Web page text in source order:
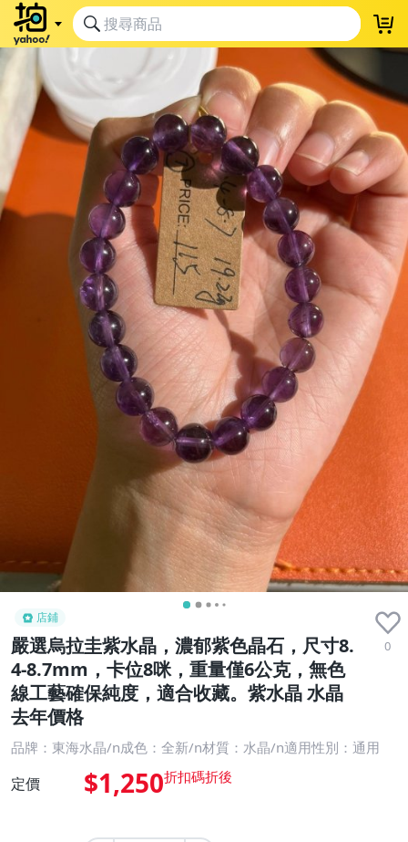
店鋪
嚴選烏拉圭紫水晶，濃郁紫色晶石，尺寸8.
4-8.7mm，卡位8咪，重量僅6公克，無色
線工藝確保純度，適合收藏。紫水晶 水晶
去年價格
0
品牌：東海水晶/n成色：全新/n材質：水晶/n適用性別：通用
定價 $1,250